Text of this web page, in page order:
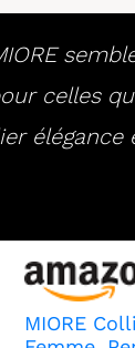
celles
élégance
MIORE